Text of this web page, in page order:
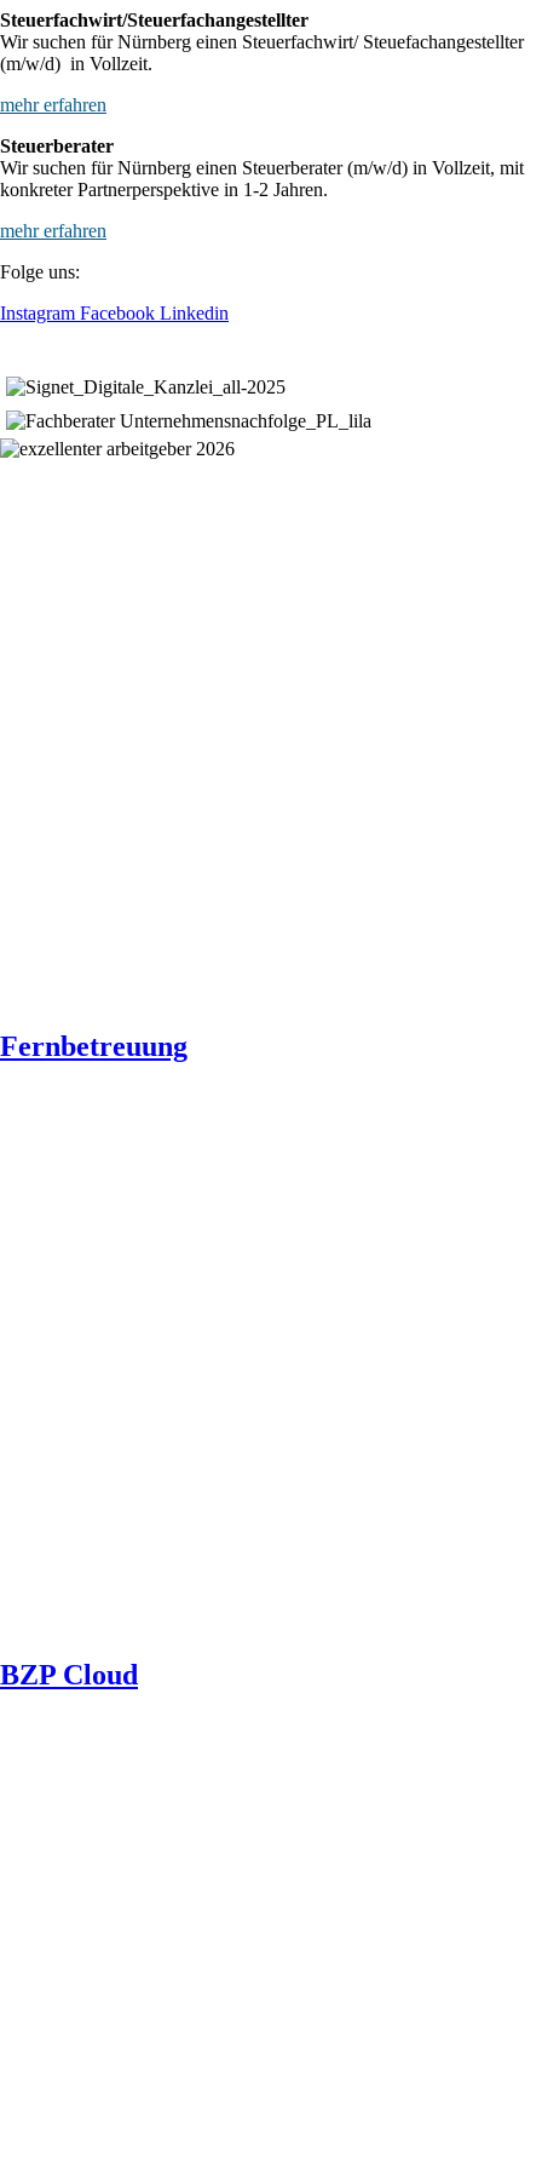
Steuerfachwirt/Steuerfachangestellter
Wir suchen für Nürnberg einen Steuerfachwirt/ Steuefachangestellter
(m/w/d) in Vollzeit.
mehr erfahren
Steuerberater
Wir suchen für Nürnberg einen Steuerberater (m/w/d) in Vollzeit, mit
konkreter Partnerperspektive in 1-2 Jahren.
mehr erfahren
Folge uns:
Instagram Facebook Linkedin
Fernbetreuung
BZP Cloud